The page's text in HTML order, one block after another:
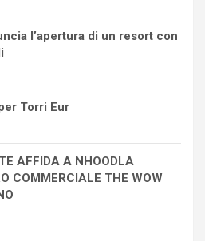
l’apertura di un resort con
Torri Eur
AFFIDA A NHOODLA
COMMERCIALE THE WOW